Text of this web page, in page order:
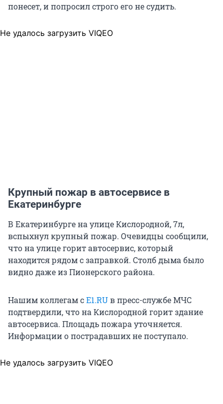
понесет, и попросил строго его не судить.
Не удалось загрузить VIQEO
Крупный пожар в автосервисе в
Екатеринбурге
В Екатеринбурге на улице Кислородной, 7л,
вспыхнул крупный пожар. Очевидцы сообщили,
что на улице горит автосервис, который
находится рядом с заправкой. Столб дыма было
видно даже из Пионерского района.
Нашим коллегам сE1.RUв пресс-службе МЧС
подтвердили, что на Кислородной горит здание
автосервиса. Площадь пожара уточняется.
Информации о пострадавших не поступало.
Не удалось загрузить VIQEO